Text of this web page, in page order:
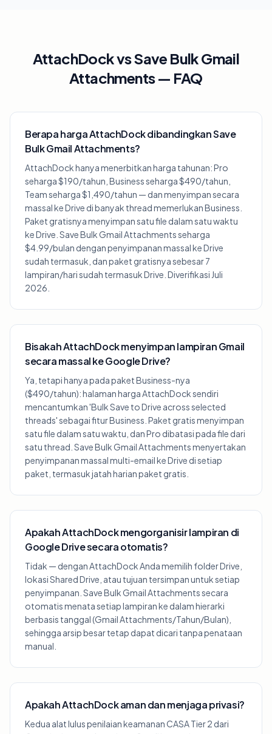
AttachDock vs Save Bulk Gmail
Attachments — FAQ
Berapa harga AttachDock dibandingkan Save
Bulk Gmail Attachments?
AttachDock hanya menerbitkan harga tahunan: Pro
seharga $190/tahun, Business seharga $490/tahun,
Team seharga $1,490/tahun — dan menyimpan secara
massal ke Drive di banyak thread memerlukan Business.
Paket gratisnya menyimpan satu file dalam satu waktu
ke Drive. Save Bulk Gmail Attachments seharga
$4.99/bulan dengan penyimpanan massal ke Drive
sudah termasuk, dan paket gratisnya sebesar 7
lampiran/hari sudah termasuk Drive. Diverifikasi Juli
2026.
Bisakah AttachDock menyimpan lampiran Gmail
secara massal ke Google Drive?
Ya, tetapi hanya pada paket Business-nya
($490/tahun): halaman harga AttachDock sendiri
mencantumkan 'Bulk Save to Drive across selected
threads' sebagai fitur Business. Paket gratis menyimpan
satu file dalam satu waktu, dan Pro dibatasi pada file dari
satu thread. Save Bulk Gmail Attachments menyertakan
penyimpanan massal multi-email ke Drive di setiap
paket, termasuk jatah harian paket gratis.
Apakah AttachDock mengorganisir lampiran di
Google Drive secara otomatis?
Tidak — dengan AttachDock Anda memilih folder Drive,
lokasi Shared Drive, atau tujuan tersimpan untuk setiap
penyimpanan. Save Bulk Gmail Attachments secara
otomatis menata setiap lampiran ke dalam hierarki
berbasis tanggal (Gmail Attachments/Tahun/Bulan),
sehingga arsip besar tetap dapat dicari tanpa penataan
manual.
Apakah AttachDock aman dan menjaga privasi?
Kedua alat lulus penilaian keamanan CASA Tier 2 dari